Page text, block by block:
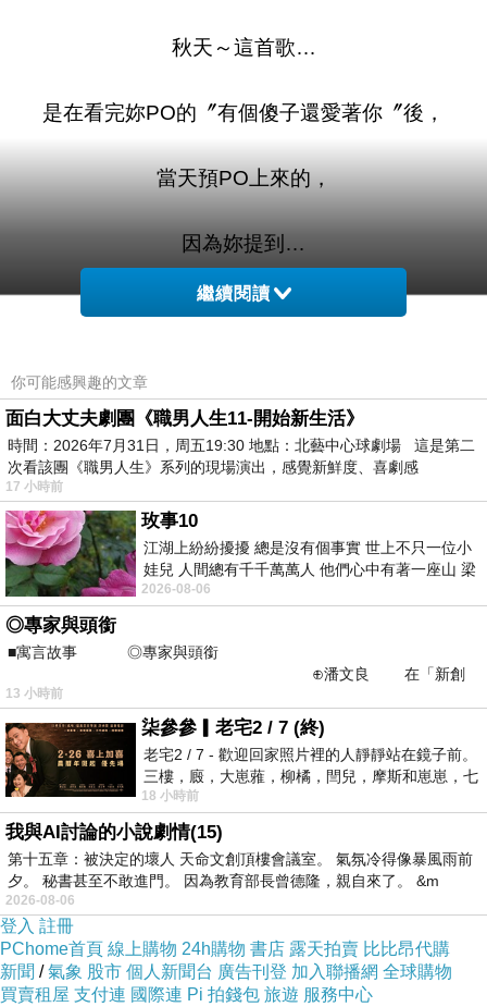
秋天～這首歌…
是在看完妳PO的〞有個傻子還愛著你〞後，
當天預PO上來的，
因為妳提到…
〞但「薛丁格的貓」…要有勇力打開，才能知道
讓我想到這首歌…
妳文中那段…
〞問世間情為何物？原來是一物剋一物〞
文末妳說…
〞只是，最後還是想說：沐子邑，你這個大笨
蛋！」〞
繼續閱讀
你可能感興趣的文章
面白大丈夫劇團《職男人生11-開始新生活》
時間：2026年7月31日，周五19:30 地點：北藝中心球劇場 這是第二
次看該團《職男人生》系列的現場演出，感覺新鮮度、喜劇感
17 小時前
玫事10
江湖上紛紛擾擾 總是沒有個事實 世上不只一位小
娃兒 人間總有千千萬萬人 他們心中有著一座山 梁
山佛山泰華衡恆嵩 一山之高
2026-08-06
◎專家與頭銜
■寓言故事 ◎專家與頭銜
⊕潘文良 在「新創
之谷」裡——
13 小時前
柒參參▎老宅2 / 7 (終)
老宅2 / 7 - 歡迎回家照片裡的人靜靜站在鏡子前。
三樓，廄，大崽蕥，柳橘，閆兒，摩斯和崽崽，七
個人整整齊齊地站在鏡框之外，如同
18 小時前
我與AI討論的小說劇情(15)
第十五章：被決定的壞人 天命文創頂樓會議室。 氣氛冷得像暴風雨前
夕。 秘書甚至不敢進門。 因為教育部長曾德隆，親自來了。 &m
2026-08-06
登入 註冊
PChome首頁 線上購物 24h購物 書店 露天拍賣 比比昂代購
新聞 /氣象 股市 個人新聞台 廣告刊登 加入聯播網 全球購物
買賣租屋 支付連 國際連 Pi 拍錢包 旅遊 服務中心